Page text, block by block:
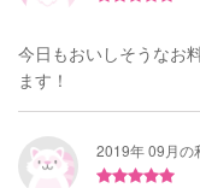
今日もおいしそうなお
ます！
2019年 09月の